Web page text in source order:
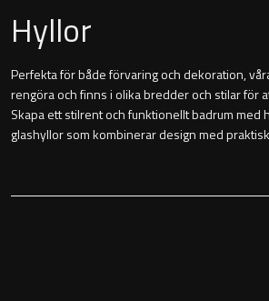
Möbelpaket
Spegelskåp
Linear Led Spegelskåp
City
Classic Porslin
Kensington
Inspiration
återförsäljare
Hyllor
Perfekta för både förvaring och dekoration,
rengöra och finns i olika bredder och stilar för
Skapa ett stilrent och funktionellt badrum med
glashyllor som kombinerar design med